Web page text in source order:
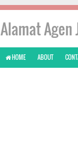
Alamat Agen
HOME ABOUT